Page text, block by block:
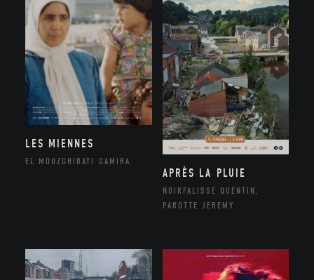
LES MIENNES
EL MOUZGHIBATI SAMIRA
APRÈS LA PLUIE
NOIRFALISSE QUENTIN,
PAROTTE JEREMY